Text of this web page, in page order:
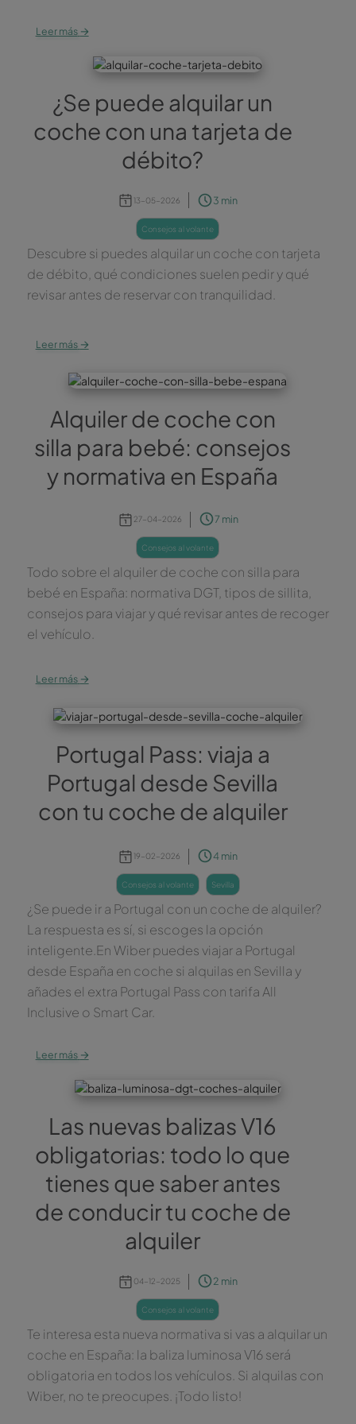
Leer más →
¿Se puede alquilar un
coche con una tarjeta de
débito?
13-05-2026 3 min
consejos al volante
Descubre si puedes alquilar un coche con tarjeta
de débito, qué condiciones suelen pedir y qué
revisar antes de reservar con tranquilidad.
Leer más →
Alquiler de coche con
silla para bebé: consejos
y normativa en España
27-04-2026 7 min
consejos al volante
Todo sobre el alquiler de coche con silla para
bebé en España: normativa DGT, tipos de sillita,
consejos para viajar y qué revisar antes de recoger
el vehículo.
Leer más →
Portugal Pass: viaja a
Portugal desde Sevilla
con tu coche de alquiler
19-02-2026 4 min
consejos al volante sevilla
¿Se puede ir a Portugal con un coche de alquiler?
La respuesta es sí, si escoges la opción
inteligente.En Wiber puedes viajar a Portugal
desde España en coche si alquilas en Sevilla y
añades el extra Portugal Pass con tarifa All
Inclusive o Smart Car.
Leer más →
Las nuevas balizas V16
obligatorias: todo lo que
tienes que saber antes
de conducir tu coche de
alquiler
04-12-2025 2 min
consejos al volante
Te interesa esta nueva normativa si vas a alquilar un
coche en España: la baliza luminosa V16 será
obligatoria en todos los vehículos. Si alquilas con
Wiber, no te preocupes. ¡Todo listo!